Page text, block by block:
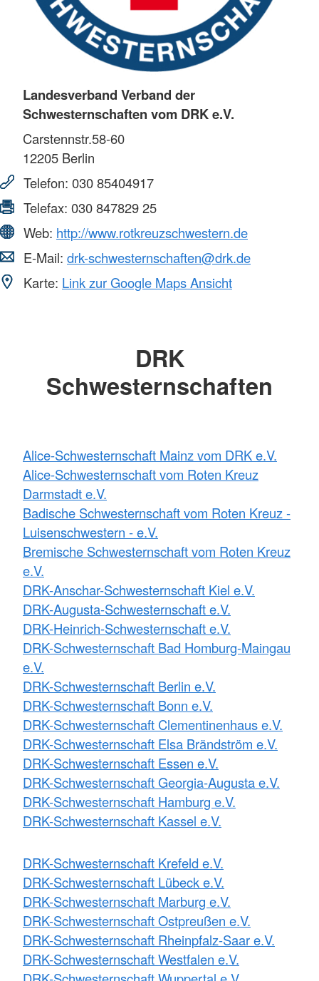
Landesverband Verband der
Schwesternschaften vom DRK e.V.
Carstennstr.58-60
12205 Berlin
Telefon: 030 85404917
Telefax: 030 847829 25
Web: http://www.rotkreuzschwestern.de
E-Mail: drk-schwesternschaften@drk.de
Karte: Link zur Google Maps Ansicht
DRK
Schwesternschaften
Alice-Schwesternschaft Mainz vom DRK e.V.
Alice-Schwesternschaft vom Roten Kreuz
Darmstadt e.V.
Badische Schwesternschaft vom Roten Kreuz -
Luisenschwestern - e.V.
Bremische Schwesternschaft vom Roten Kreuz
e.V.
DRK-Anschar-Schwesternschaft Kiel e.V.
DRK-Augusta-Schwesternschaft e.V.
DRK-Heinrich-Schwesternschaft e.V.
DRK-Schwesternschaft Bad Homburg-Maingau
e.V.
DRK-Schwesternschaft Berlin e.V.
DRK-Schwesternschaft Bonn e.V.
DRK-Schwesternschaft Clementinenhaus e.V.
DRK-Schwesternschaft Elsa Brändström e.V.
DRK-Schwesternschaft Essen e.V.
DRK-Schwesternschaft Georgia-Augusta e.V.
DRK-Schwesternschaft Hamburg e.V.
DRK-Schwesternschaft Kassel e.V.
DRK-Schwesternschaft Krefeld e.V.
DRK-Schwesternschaft Lübeck e.V.
DRK-Schwesternschaft Marburg e.V.
DRK-Schwesternschaft Ostpreußen e.V.
DRK-Schwesternschaft Rheinpfalz-Saar e.V.
DRK-Schwesternschaft Westfalen e.V.